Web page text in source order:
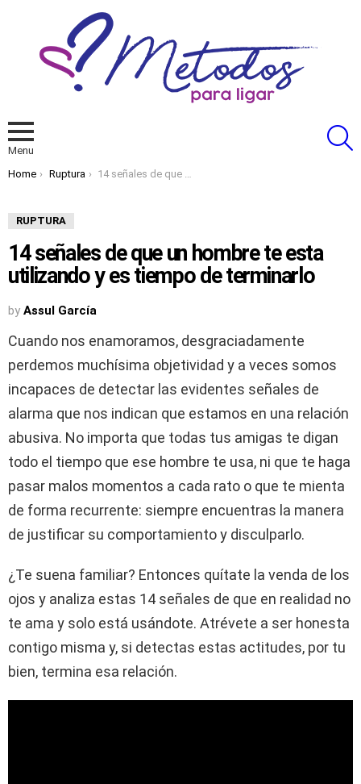
Menu
You are here:
Home Ruptura 14 señales de que un hombre te esta utilizando y es tiempo de terminarlo
RUPTURA
14 señales de que un hombre te esta
utilizando y es tiempo de terminarlo
by Assul García
Cuando nos enamoramos, desgraciadamente
perdemos muchísima objetividad y a veces somos
incapaces de detectar las evidentes señales de
alarma que nos indican que estamos en una relación
abusiva. No importa que todas tus amigas te digan
todo el tiempo que ese hombre te usa, ni que te haga
pasar malos momentos a cada rato o que te mienta
de forma recurrente: siempre encuentras la manera
de justificar su comportamiento y disculparlo.
¿Te suena familiar? Entonces quítate la venda de los
ojos y analiza estas 14 señales de que en realidad no
te ama y solo está usándote. Atrévete a ser honesta
contigo misma y, si detectas estas actitudes, por tu
bien, termina esa relación.